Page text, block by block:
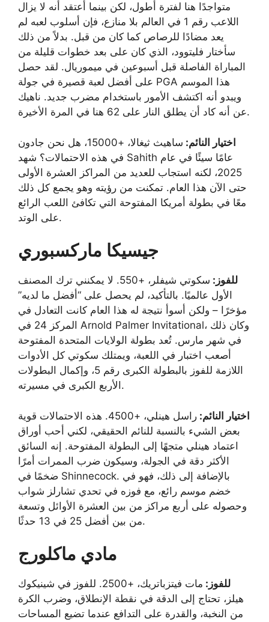
متواجدًا هنا لفترة أطول، لكن بينما أعتقد أنه لا يزال
اللاعب رقم 1 في العالم بلا منازع، فإن أسلوب لعبه لم
يعد مضادًا للرصاص كما كان من قبل. بدلاً من ذلك
سأختار فليتوود، الذي كان على بعد خطوات قليلة من
المباراة الفاصلة قبل أسبوعين في ميموريال. لقد حصل
على أفضل لعبة قصيرة في جولة PGA هذا الموسم
ويبدو أنه اكتشف الأمور باستخدام مضرب جديد. ناهيك
عن أنه كاد أن يطلق النار على 62 هنا في المرة الأخيرة.
اختيار النائم:
ساهيث ثيغالا، +15000، هل نحن جادون
في هذه الاحتمالات؟ شهد Sahith عامًا سيئًا في عام
2025، لكنه استجاب للعديد من المراكز العشرة الأولى
حتى الآن هذا العام. تمكنت من رؤيته وهو يجمع كل ذلك
معًا في بطولة أمريكا المفتوحة التي تكافئ اللعب الرائع
على الوتد.
جيسيكا ماركسبوري
للفوز:
سكوتي شيفلر، +550. لا يمكنني ترك المصنف
الأول عالميًا. بالتأكيد، لم يحصل على “أفضل ما لديه”
مؤخرًا – ولكن أسوأ نتيجة له ​​هذا العام كانت التعادل في
المركز 24 في Arnold Palmer Invitational، وكان ذلك
في شهر مارس. تُعد بطولة الولايات المتحدة المفتوحة
أصعب اختبار في اللعبة، ويمتلك سكوتي كل الأدوات
اللازمة للفوز بالبطولة الكبرى رقم 5، وإكمال البطولات
الأربع الكبرى في مسيرته.
اختيار النائم:
راسل هينلي، +4500. هذه الاحتمالات قوية
بعض الشيء بالنسبة للنائم الحقيقي، لكني أحب أوراق
اعتماد هينلي متجهًا إلى البطولة المفتوحة. إنه السائق
الأكثر دقة في الجولة، وسيكون ضرب الممرات أمرًا
ضخمًا في Shinnecock. بالإضافة إلى ذلك، فهو في
خضم موسم رائع، مع فوزه في تحدي تشارلز شواب
وحصوله على أربع مراكز من بين العشرة الأوائل وتسعة
من بين أفضل 25 في 13 حدثًا.
مادي ماكلورج
للفوز:
مات فيتزباتريك، +2500. للفوز في شينيكوك
هيلز، تحتاج إلى الدقة في نقطة الإنطلاق، وضرب الكرة
من النخبة، والقدرة على التدافع عندما تضيع المساحات